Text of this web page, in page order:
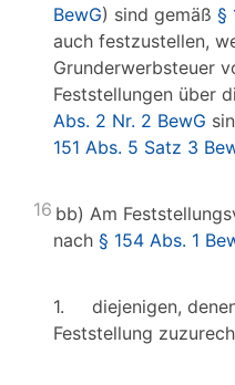
BewG) sind gemäß §
auch festzustellen,
Grunderwerbsteuer
Feststellungen über
Abs. 2 Nr. 2 BewG
151 Abs. 5 Satz 3
16 bb) Am
nach § 154 Abs. 1
1. diejenigen,
Feststellung